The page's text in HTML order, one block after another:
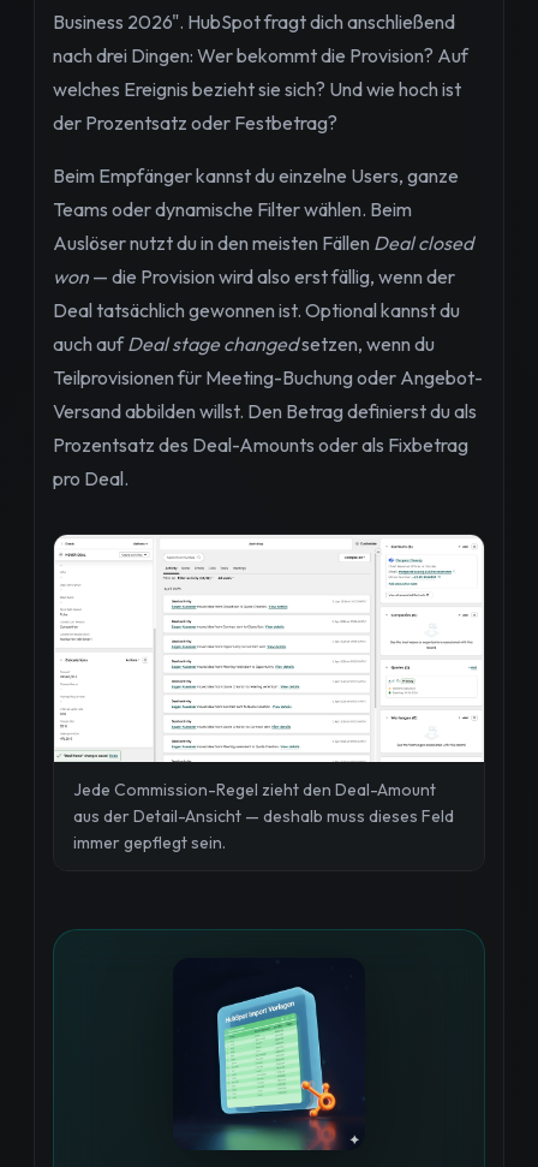
Business 2026". HubSpot fragt dich anschließend
nach drei Dingen: Wer bekommt die Provision? Auf
welches Ereignis bezieht sie sich? Und wie hoch ist
der Prozentsatz oder Festbetrag?
Beim Empfänger kannst du einzelne Users, ganze
Teams oder dynamische Filter wählen. Beim
Auslöser nutzt du in den meisten Fällen Deal closed
won — die Provision wird also erst fällig, wenn der
Deal tatsächlich gewonnen ist. Optional kannst du
auch aufDeal stage changedsetzen, wenn du
Teilprovisionen für Meeting-Buchung oder Angebot-
Versand abbilden willst. Den Betrag definierst du als
Prozentsatz des Deal-Amounts oder als Fixbetrag
pro Deal.
Jede Commission-Regel zieht den Deal-Amount
aus der Detail-Ansicht — deshalb muss dieses Feld
immer gepflegt sein.